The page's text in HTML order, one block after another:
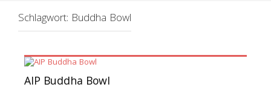
Schlagwort: Buddha Bowl
AIP Buddha Bowl